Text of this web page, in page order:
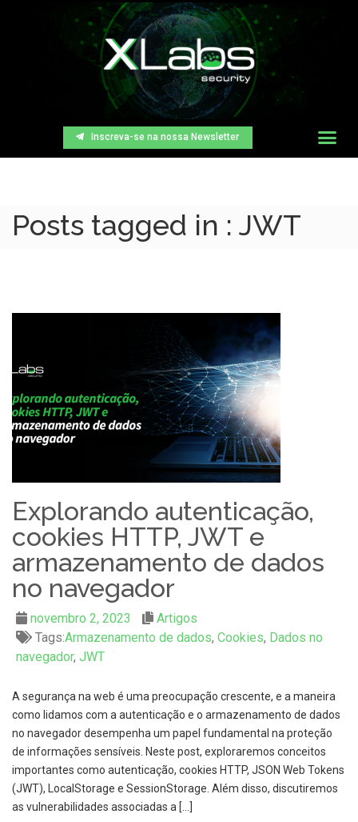
Inscreva-se na nossa Newsletter
Posts tagged in : JWT
Explorando autenticação,
cookies HTTP, JWT e
armazenamento de dados
no navegador
novembro 2, 2023
Artigos
Tags:Armazenamento de dados, Cookies, Dados no
navegador, JWT
A segurança na web é uma preocupação crescente, e a maneira
como lidamos com a autenticação e o armazenamento de dados
no navegador desempenha um papel fundamental na proteção
de informações sensíveis. Neste post, exploraremos conceitos
importantes como autenticação, cookies HTTP, JSON Web Tokens
(JWT), LocalStorage e SessionStorage. Além disso, discutiremos
as vulnerabilidades associadas a […]